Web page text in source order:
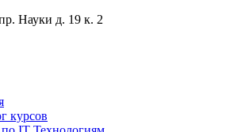
Науки д. 19 к. 2
курсов